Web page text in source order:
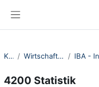
Kurse Wirtschaftswissenschaften
4200 Statistik